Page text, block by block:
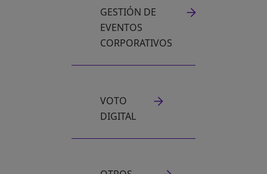
GESTIÓN DE
EVENTOS
CORPORATIVOS
VOTO
DIGITAL